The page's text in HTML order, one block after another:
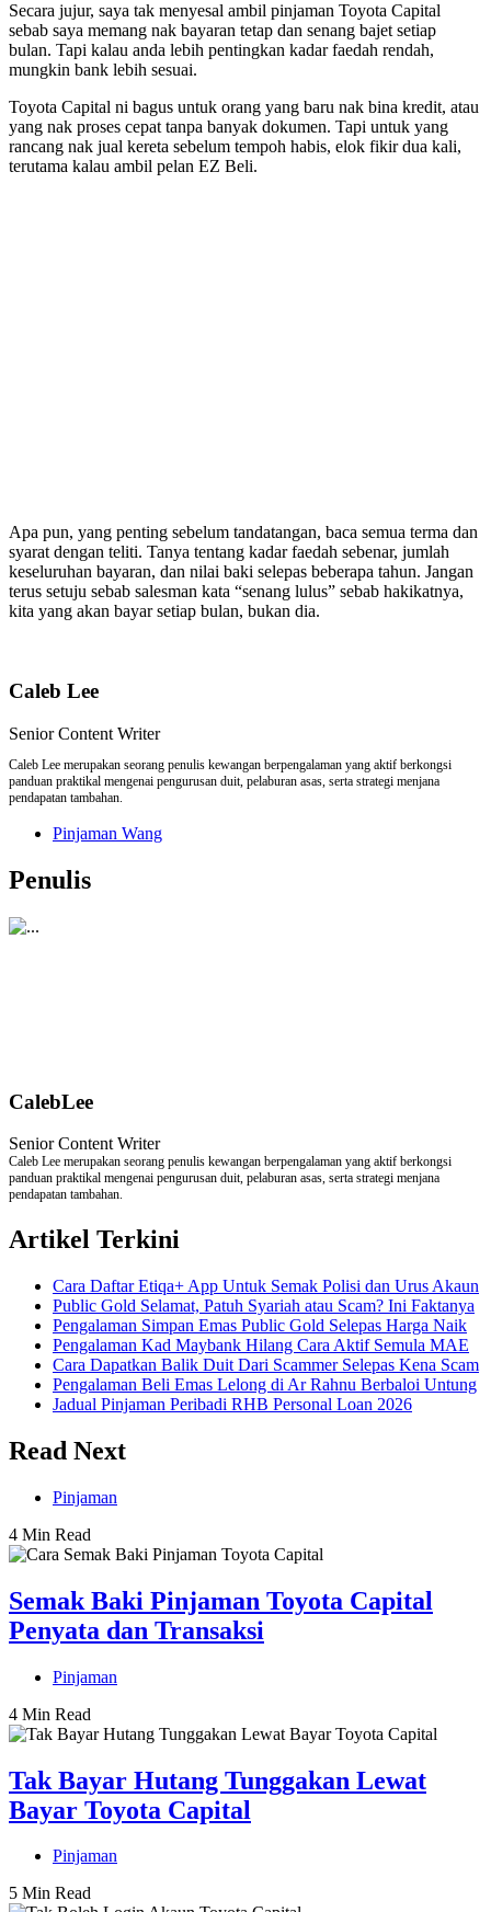
Secara jujur, saya tak menyesal ambil pinjaman Toyota Capital
sebab saya memang nak bayaran tetap dan senang bajet setiap
bulan. Tapi kalau anda lebih pentingkan kadar faedah rendah,
mungkin bank lebih sesuai.
Toyota Capital ni bagus untuk orang yang baru nak bina kredit, atau
yang nak proses cepat tanpa banyak dokumen. Tapi untuk yang
rancang nak jual kereta sebelum tempoh habis, elok fikir dua kali,
terutama kalau ambil pelan EZ Beli.
Apa pun, yang penting sebelum tandatangan, baca semua terma dan
syarat dengan teliti. Tanya tentang kadar faedah sebenar, jumlah
keseluruhan bayaran, dan nilai baki selepas beberapa tahun. Jangan
terus setuju sebab salesman kata “senang lulus” sebab hakikatnya,
kita yang akan bayar setiap bulan, bukan dia.
Caleb Lee
Senior Content Writer
Caleb Lee merupakan seorang penulis kewangan berpengalaman yang aktif berkongsi
panduan praktikal mengenai pengurusan duit, pelaburan asas, serta strategi menjana
pendapatan tambahan.
Pinjaman Wang
Penulis
CalebLee
Senior Content Writer
Caleb Lee merupakan seorang penulis kewangan berpengalaman yang aktif berkongsi
panduan praktikal mengenai pengurusan duit, pelaburan asas, serta strategi menjana
pendapatan tambahan.
Artikel Terkini
Cara Daftar Etiqa+ App Untuk Semak Polisi dan Urus Akaun
Public Gold Selamat, Patuh Syariah atau Scam? Ini Faktanya
Pengalaman Simpan Emas Public Gold Selepas Harga Naik
Pengalaman Kad Maybank Hilang Cara Aktif Semula MAE
Cara Dapatkan Balik Duit Dari Scammer Selepas Kena Scam
Pengalaman Beli Emas Lelong di Ar Rahnu Berbaloi Untung
Jadual Pinjaman Peribadi RHB Personal Loan 2026
Read Next
Pinjaman
4 Min Read
Semak Baki Pinjaman Toyota Capital
Penyata dan Transaksi
Pinjaman
4 Min Read
Tak Bayar Hutang Tunggakan Lewat
Bayar Toyota Capital
Pinjaman
5 Min Read